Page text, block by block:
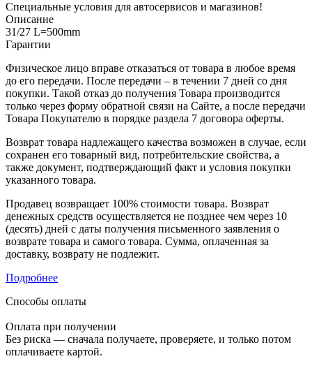
Специальные условия для автосервисов и магазинов!
Описание
31/27 L=500mm
Гарантии
Физическое лицо вправе отказаться от товара в любое время
до его передачи. После передачи – в течении 7 дней со дня
покупки. Такой отказ до получения Товара производится
только через форму обратной связи на Сайте, а после передачи
Товара Покупателю в порядке раздела 7 договора оферты.
Возврат товара надлежащего качества возможен в случае, если
сохранен его товарный вид, потребительские свойства, а
также документ, подтверждающий факт и условия покупки
указанного товара.
Продавец возвращает 100% стоимости товара. Возврат
денежных средств осуществляется не позднее чем через 10
(десять) дней с даты получения письменного заявления о
возврате товара и самого товара. Сумма, оплаченная за
доставку, возврату не подлежит.
Подробнее
Способы оплаты
Оплата при получении
Без риска — сначала получаете, проверяете, и только потом
оплачиваете картой.